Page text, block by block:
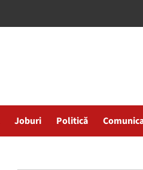
Joburi Politică